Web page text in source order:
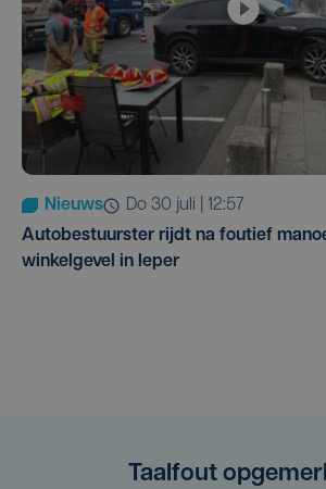
Nieuws
do 30 juli | 12:57
Autobestuurster rijdt na foutief
winkelgevel in Ieper
Taalfout